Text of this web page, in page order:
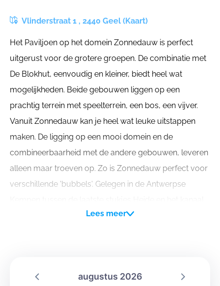
Vlinderstraat 1 , 2440 Geel (Kaart)
Het Paviljoen op het domein Zonnedauw is perfect
uitgerust voor de grotere groepen. De combinatie met
De Blokhut, eenvoudig en kleiner, biedt heel wat
mogelijkheden. Beide gebouwen liggen op een
prachtig terrein met speelterrein, een bos, een vijver.
Vanuit Zonnedauw kan je heel wat leuke uitstappen
maken. De ligging op een mooi domein en de
combineerbaarheid met de andere gebouwen, leveren
alleen maar troeven op. Zo is Zonnedauw perfect voor
verschillende 'bubbels'. Gelegen in de Antwerpse
Lees meer
augustus 2026